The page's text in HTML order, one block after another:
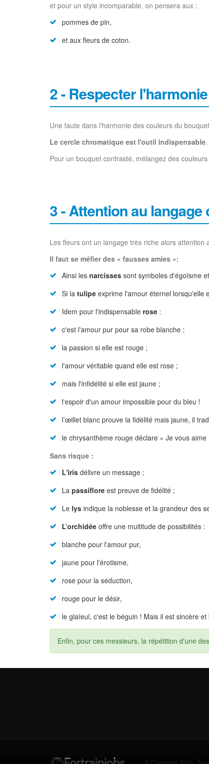
et pour un style incomparable, on pensera aux :
pommes de pin,
et aux fleurs de coton.
2 - Respecter
Une faute dans l'harmonie des couleurs du
Le cercle chromatique est l'outil indispensable
Pour un bouquet contrasté, mélangez des
3 - Attention au langage
Les fleurs ont un langage très riche alors
Il faut se méfier des « fausses amies »:
Ainsi les narcisses sont symboles d'égoïsme
Si la tulipe exprime l'amour éternel lorsqu'elle
Idem pour l'indispensable rose :
c'est l'amour pur pour sa robe blanche ;
la passion si elle est rouge ;
l'amour véritable quand elle est rose ;
mais l'infidélité si elle est jaune ;
l'espoir d'un amour impossible pour du bleu !
l’œillet blanc prouve la fidélité mais jaune, il
le chrysanthème rouge déclare « Je vous
Sans risque :
L'iris délivre un message ;
La passiflore est preuve de fidélité ;
Le lys indique la noblesse et la grandeur des
L’orchidée offre une multitude de possibilités :
blanche pour l'amour pur,
jaune pour l'érotisme,
rose pour la séduction,
rouge pour le désir,
le glaïeul, c'est le béguin ! Mais il est sincère et
Enfin, pour ces messieurs, la répétition d'une
.